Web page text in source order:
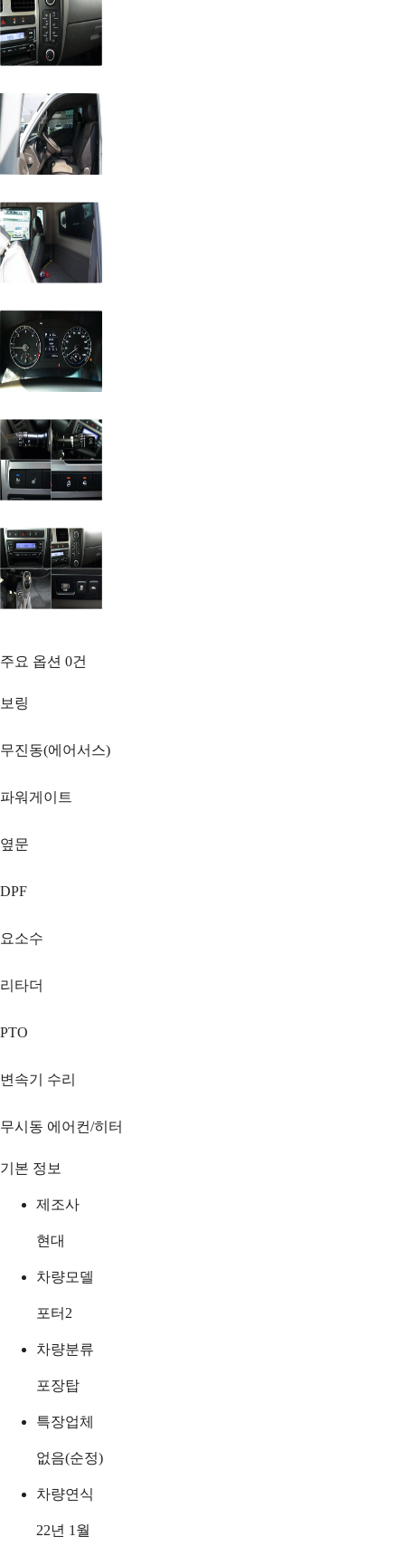
주요 옵션 0건
보링
무진동(에어서스)
파워게이트
옆문
DPF
요소수
리타더
PTO
변속기 수리
무시동 에어컨/히터
기본 정보
제조사
현대
차량모델
포터2
차량분류
포장탑
특장업체
없음(순정)
차량연식
22년 1월